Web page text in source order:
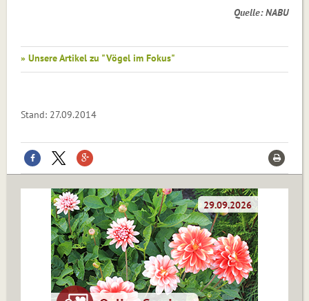
Quelle: NABU
» Unsere Artikel zu "Vögel im Fokus"
Stand: 27.09.2014